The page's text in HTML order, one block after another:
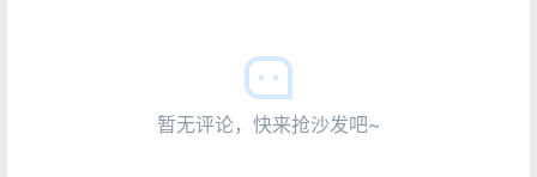
暂无评论，快来抢沙发吧~